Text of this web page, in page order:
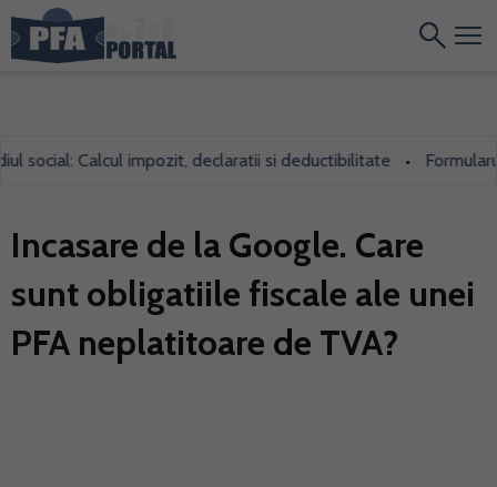
Calcul impozit, declaratii si deductibilitate • Formularul
Incasare de la Google. Care
sunt obligatiile fiscale ale unei
PFA neplatitoare de TVA?